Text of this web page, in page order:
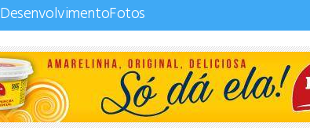
DesenvolvimentoFotos